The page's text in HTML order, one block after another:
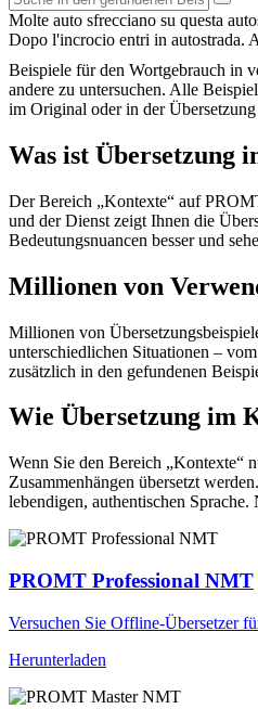
Molte auto sfrecciano su questa
Dopo l'incrocio entri in autostrada.
Beispiele für den Wortgebrauch in
andere zu untersuchen. Alle
im Original oder in der
Was ist Übersetzung
Der Bereich „Kontexte“ auf
und der Dienst zeigt Ihnen die
Bedeutungsnuancen besser und
Millionen von
Millionen von
unterschiedlichen Situationen –
zusätzlich in den gefundenen
Wie Übersetzung im
Wenn Sie den Bereich „Kontexte“
Zusammenhängen übersetzt
lebendigen, authentischen
PROMT Professional NMT
Versuchen Sie Offline-Übersetzer
Herunterladen